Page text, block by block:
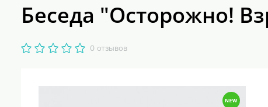
Беседа "Осторожно!
0 отзывов